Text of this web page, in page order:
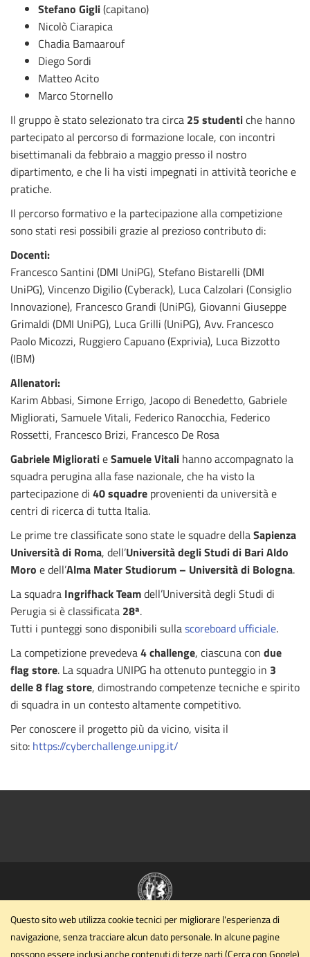
Stefano Gigli(capitano)
Nicolò Ciarapica
Chadia Bamaarouf
Diego Sordi
Matteo Acito
Marco Stornello
Il gruppo è stato selezionato tra circa 25 studentiche hanno
partecipato al percorso di formazione locale, con incontri
bisettimanali da febbraio a maggio presso il nostro
dipartimento, e che li ha visti impegnati in attività teoriche e
pratiche.
Il percorso formativo e la partecipazione alla competizione
sono stati resi possibili grazie al prezioso contributo di:
Docenti:
Francesco Santini (DMI UniPG), Stefano Bistarelli (DMI
UniPG), Vincenzo Digilio (Cyberack), Luca Calzolari (Consiglio
Innovazione), Francesco Grandi (UniPG), Giovanni Giuseppe
Grimaldi (DMI UniPG), Luca Grilli (UniPG), Avv. Francesco
Paolo Micozzi, Ruggiero Capuano (Exprivia), Luca Bizzotto
(IBM)
Allenatori:
Karim Abbasi, Simone Errigo, Jacopo di Benedetto, Gabriele
Migliorati, Samuele Vitali, Federico Ranocchia, Federico
Rossetti, Francesco Brizi, Francesco De Rosa
Gabriele MiglioratieSamuele Vitali hanno accompagnato la
squadra perugina alla fase nazionale, che ha visto la
partecipazione di 40 squadre provenienti da università e
centri di ricerca di tutta Italia.
Le prime tre classificate sono state le squadre dellaSapienza
Università di Roma, dell’Università degli Studi di Bari Aldo
Moro e dell’Alma Mater Studiorum – Università di Bologna.
La squadra Ingrifhack Teamdell’Università degli Studi di
Perugia si è classificata 28ª.
Tutti i punteggi sono disponibili sullascoreboard ufficiale.
La competizione prevedeva4 challenge, ciascuna con due
flag store. La squadra UNIPG ha ottenuto punteggio in 3
delle 8 flag store, dimostrando competenze tecniche e spirito
di squadra in un contesto altamente competitivo.
Per conoscere il progetto più da vicino, visita il
sito: https://cyberchallenge.unipg.it/
Dipartimento di Matematica e Informatica
Università degli Studi di Perugia
Questo sito web utilizza cookie tecnici per migliorare l'esperienza di
navigazione, senza tracciare alcun dato personale. In alcune pagine
possono essere inclusi anche contenuti di terze parti (Cerca con Google)